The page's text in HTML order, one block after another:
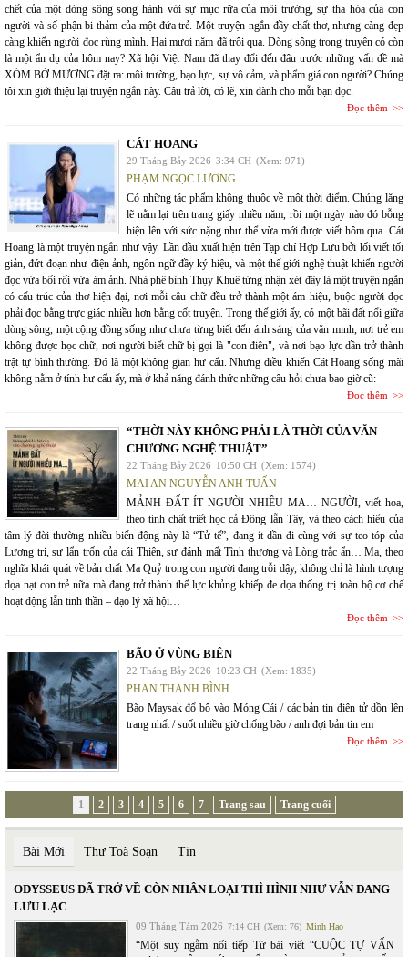
chết của một dòng sông song hành với sự mục rữa của môi trường, sự tha hóa của con
người và số phận bi thảm của một đứa trẻ. Một truyện ngắn đầy chất thơ, nhưng càng đẹp
càng khiến người đọc rùng mình. Hai mươi năm đã trôi qua. Dòng sông trong truyện có còn
là một ẩn dụ của hôm nay? Xã hội Việt Nam đã thay đổi đến đâu trước những vấn đề mà
XÓM BỜ MƯƠNG đặt ra: môi trường, bạo lực, sự vô cảm, và phẩm giá con người? Chúng
tôi xin giới thiệu lại truyện ngắn này. Câu trả lời, có lẽ, xin dành cho mỗi bạn đọc.
Đọc thêm
CÁT HOANG
29 Tháng Bảy 2026 3:34 CH (Xem: 971)
PHẠM NGỌC LƯƠNG
Có những tác phẩm không thuộc về một thời điểm. Chúng lặng
lẽ nằm lại trên trang giấy nhiều năm, rồi một ngày nào đó bỗng
hiện lên với sức nặng như thể vừa mới được viết hôm qua. Cát
Hoang là một truyện ngắn như vậy. Lần đầu xuất hiện trên Tạp chí Hợp Lưu bởi lối viết tối
giản, đứt đoạn như điện ảnh, ngôn ngữ đầy ký hiệu, và một thế giới nghệ thuật khiến người
đọc vừa bối rối vừa ám ảnh. Nhà phê bình Thụy Khuê từng nhận xét đây là một truyện ngắn
có cấu trúc của thơ hiện đại, nơi mỗi câu chữ đều trở thành một ám hiệu, buộc người đọc
phải đọc bằng trực giác nhiều hơn bằng cốt truyện. Trong thế giới ấy, có một bãi đất nổi giữa
dòng sông, một cộng đồng sống như chưa từng biết đến ánh sáng của văn minh, nơi trẻ em
không được học chữ, nơi người biết chữ bị gọi là "con điên", và nơi bạo lực dần trở thành
trật tự bình thường. Đó là một không gian hư cấu. Nhưng điều khiến Cát Hoang sống mãi
không nằm ở tính hư cấu ấy, mà ở khả năng đánh thức những câu hỏi chưa bao giờ cũ:
Đọc thêm
“THỜI NÀY KHÔNG PHẢI LÀ THỜI CỦA VĂN
CHƯƠNG NGHỆ THUẬT”
22 Tháng Bảy 2026 10:50 CH (Xem: 1574)
MAI AN NGUYỄN ANH TUẤN
MẢNH ĐẤT ÍT NGƯỜI NHIỀU MA… NGƯỜI, viết hoa,
theo tính chất triết học cả Đông lẫn Tây, và theo cách hiểu của
tâm lý đời thường nhiều biến động này là “Tử tế”, đang ít dần đi cùng với sự teo tóp của
Lương tri, sự lẩn trốn của cái Thiện, sự đánh mất Tình thương và Lòng trắc ẩn… Ma, theo
nghĩa khái quát về bản chất Ma Quỷ trong con người đang trỗi dậy, không chỉ là hình tượng
dọa nạt con trẻ nữa mà đang trở thành thế lực khủng khiếp đe dọa thống trị toàn bộ cơ chế
hoạt động lẫn tinh thần – đạo lý xã hội…
Đọc thêm
BÃO Ở VÙNG BIÊN
22 Tháng Bảy 2026 10:23 CH (Xem: 1835)
PHAN THANH BÌNH
Bão Maysak đổ bộ vào Móng Cái / các bản tin điện tử dồn lên
trang nhất / suốt nhiều giờ chống bão / anh đợi bản tin em
Đọc thêm
1 2 3 4 5 6 7 Trang sau Trang cuối
Bài Mới Thư Toà Soạn Tin
ODYSSEUS ĐÃ TRỞ VỀ CÒN NHÂN LOẠI THÌ HÌNH NHƯ VẪN ĐANG
LƯU LẠC
09 Tháng Tám 2026 7:14 CH (Xem: 76) Minh Hạo
“Một suy ngẫm nối tiếp Từ bài viết “CUỘC TỰ VẤN